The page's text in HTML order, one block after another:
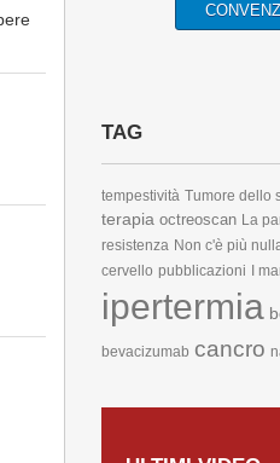
TAG
tempestività Tumore dello
terapia octreoscan La
resistenza Non c'è più
cervello pubblicazioni I
ipertermia
bevacizumab cancro